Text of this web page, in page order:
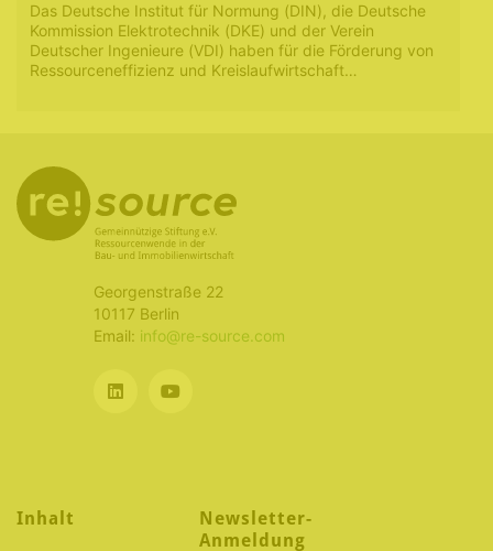
Das Deutsche Institut für Normung (DIN), die Deutsche
Kommission Elektrotechnik (DKE) und der Verein
Deutscher Ingenieure (VDI) haben für die Förderung von
Ressourceneffizienz und Kreislaufwirtschaft…
Georgenstraße 22
10117 Berlin
Email: info@re-source.com
Inhalt
Newsletter-
Anmeldung